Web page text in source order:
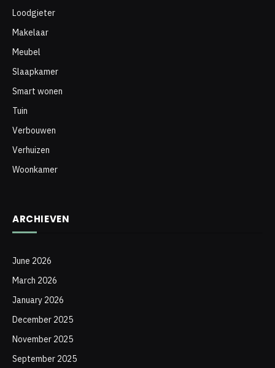
Loodgieter
Makelaar
Meubel
Slaapkamer
Smart wonen
Tuin
Verbouwen
Verhuizen
Woonkamer
ARCHIEVEN
June 2026
March 2026
January 2026
December 2025
November 2025
September 2025